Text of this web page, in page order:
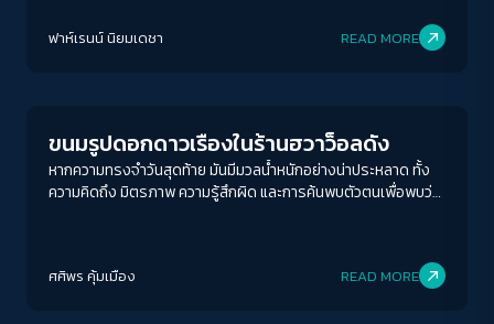
ฟาห์เรนน์ นิยมเดชา READ MORE
ขนมรูปดอกดาวเรืองในร้านฮวาว็อลดัง
หากความทรงจำวันสุดท้าย มันมีมวลน้ำหนักอย่างน่าประหลาด ทั้ง
ความคิดถึง มิตรภาพ ความรู้สึกผิด และการค้นพบตัวตนเพื่อพบว่า
ศศิพร คุ้มเมือง READ MORE